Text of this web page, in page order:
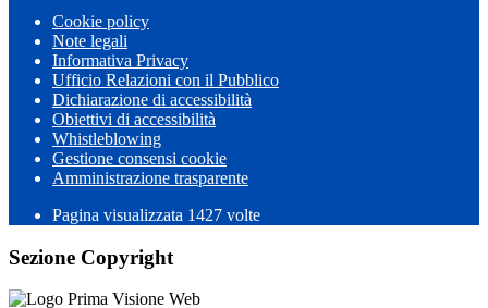
Cookie policy
Note legali
Informativa Privacy
Ufficio Relazioni con il Pubblico
Dichiarazione di accessibilità
Obiettivi di accessibilità
Whistleblowing
Gestione consensi cookie
Amministrazione trasparente
Pagina visualizzata 1427 volte
Sezione Copyright